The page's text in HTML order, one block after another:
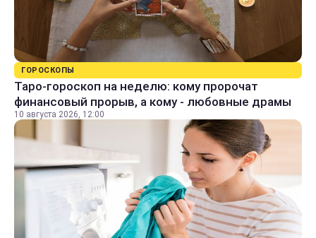
ГОРОСКОПЫ
Таро-гороскоп на неделю: кому пророчат
финансовый прорыв, а кому - любовные драмы
10 августа 2026, 12:00